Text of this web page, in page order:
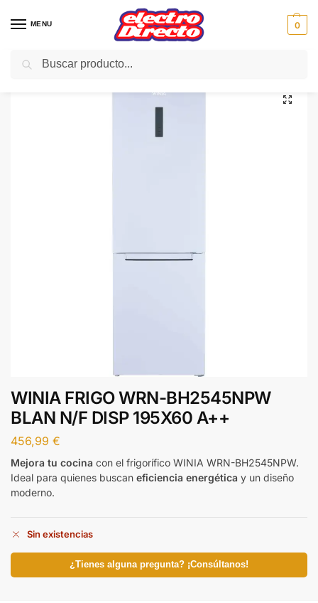
MENU 0
Inicio Gama blanca Frigorificos
WINIA FRIGO WRN-BH2545NPW
BLAN N/F DISP 195X60 A++
456,99 €
Mejora tu cocina con el frigorífico WINIA WRN-BH2545NPW.
Ideal para quienes buscan eficiencia energética y un diseño
moderno.
Sin existencias
¿Tienes alguna pregunta? ¡Consúltanos!